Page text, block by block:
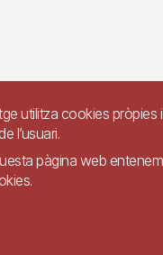
utilitza cookies pròpies
l’usuari.
pàgina web entenem